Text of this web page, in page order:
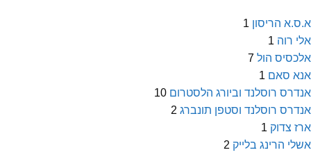
א.ס.א הריסון 1
אלי רוה 1
אלכסיס הול 7
אנא סאם 1
אנדרס רוסלנד וביורג הלסטרום 10
אנדרס רוסלנד וסטפן תונברג 2
ארז צדוק 1
אשלי הרינג בלייק 2